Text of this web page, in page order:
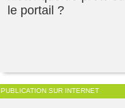
le portail ?
PUBLICATION SUR INTERNET